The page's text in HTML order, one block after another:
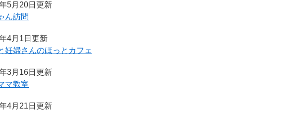
5月20日更新
ん訪問
4月1日更新
妊婦さんのほっとカフェ
3月16日更新
マ教室
4月21日更新